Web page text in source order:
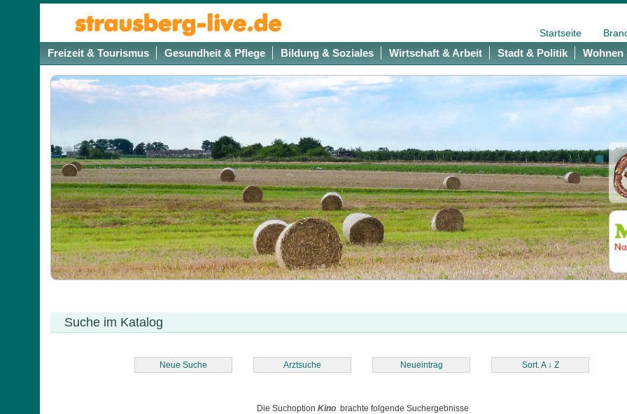
Startseite
Freizeit & Tourismus Gesundheit & Pflege Bildung & Soziales Wirtschaft & Arbeit Stadt & Politik Wohnen
Suche im Katalog
Neue Suche Arztsuche Neueintrag Sort. A ↓ Z
Die Suchoption Kinobrachte folgende Suchergebnisse